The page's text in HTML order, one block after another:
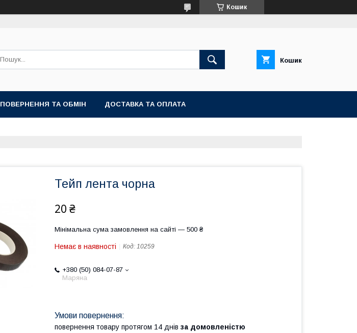
Кошик
Кошик
ПОВЕРНЕННЯ ТА ОБМІН ДОСТАВКА ТА ОПЛАТА
Тейп лента чорна
20 ₴
Мінімальна сума замовлення на сайті — 500 ₴
Немає в наявності Код: 10259
+380 (50) 084-07-87
Маряна
повернення товару протягом 14 днів за домовленістю